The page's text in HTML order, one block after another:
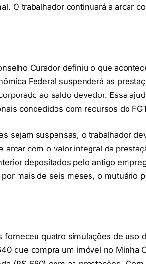
O trabalhador continuará a arcar
Curador definiu o que
Federal suspenderá as
ao saldo devedor. Essa
concedidos com recursos do
sejam suspensas, o trabalhador
arcar com o valor integral da
depositados pelo antigo
mais de seis meses, o mutuário
forneceu quatro simulações de uso
que compra um imóvel no Minha